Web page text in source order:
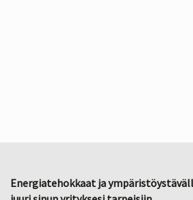
Energiatehokkaat ja